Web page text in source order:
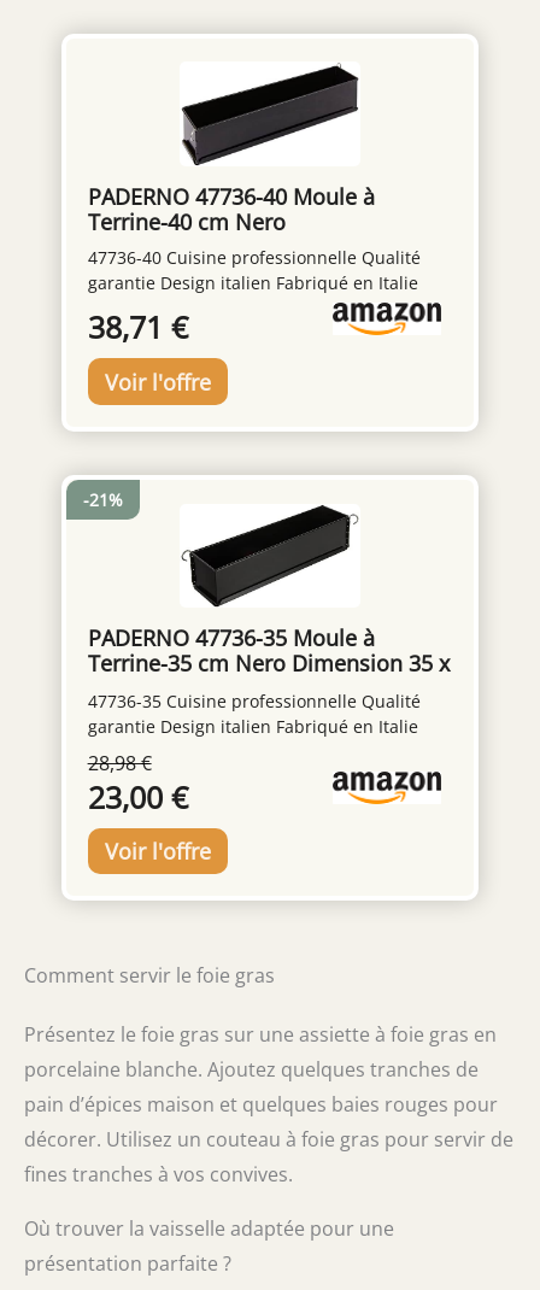
PADERNO 47736-40 Moule à
Terrine-40 cm Nero
47736-40 Cuisine professionnelle Qualité
garantie Design italien Fabriqué en Italie
38,71 €
PADERNO 47736-35 Moule à
Terrine-35 cm Nero Dimension 35 x
8 cm
47736-35 Cuisine professionnelle Qualité
garantie Design italien Fabriqué en Italie
28,98 €
23,00 €
-21%
Comment servir le foie gras
Présentez le foie gras sur une assiette à foie gras en
porcelaine blanche. Ajoutez quelques tranches de
pain d’épices maison et quelques baies rouges pour
décorer. Utilisez un couteau à foie gras pour servir de
fines tranches à vos convives.
Où trouver la vaisselle adaptée pour une
présentation parfaite ?